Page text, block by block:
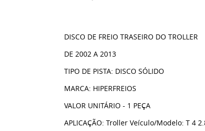
DISCO DE FREIO TRASEIRO DO TROLLER
DE 2002 A 2013
TIPO DE PISTA: DISCO SÓLIDO
MARCA: HIPERFREIOS
VALOR UNITÁRIO - 1 PEÇA
APLICAÇÃO: Troller Veículo/Modelo: T 4